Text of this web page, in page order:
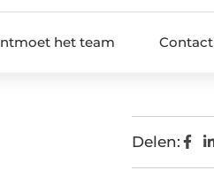
het team Contact
Delen: